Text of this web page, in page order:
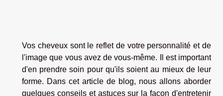
Vos cheveux sont le reflet de votre personnalité et de
l'image que vous avez de vous-même. Il est important
d'en prendre soin pour qu'ils soient au mieux de leur
forme. Dans cet article de blog, nous allons aborder
quelques conseils et astuces sur la façon d'entretenir